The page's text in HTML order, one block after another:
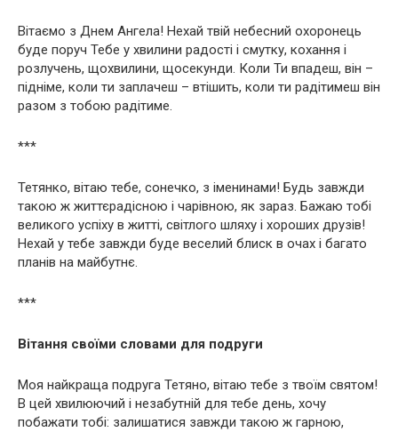
Вітаємо з Днем Ангела! Нехай твій небесний охоронець
буде поруч Тебе у хвилини радості і смутку, кохання і
розлучень, щохвилини, щосекунди. Коли Ти впадеш, він –
підніме, коли ти заплачеш – втішить, коли ти радітимеш він
разом з тобою радітиме.
***
Тетянко, вітаю тебе, сонечко, з іменинами! Будь завжди
такою ж життєрадісною і чарівною, як зараз. Бажаю тобі
великого успіху в житті, світлого шляху і хороших друзів!
Нехай у тебе завжди буде веселий блиск в очах і багато
планів на майбутнє.
***
Вітання своїми словами для подруги
Моя найкраща подруга Тетяно, вітаю тебе з твоїм святом!
В цей хвилюючий і незабутній для тебе день, хочу
побажати тобі: залишатися завжди такою ж гарною,